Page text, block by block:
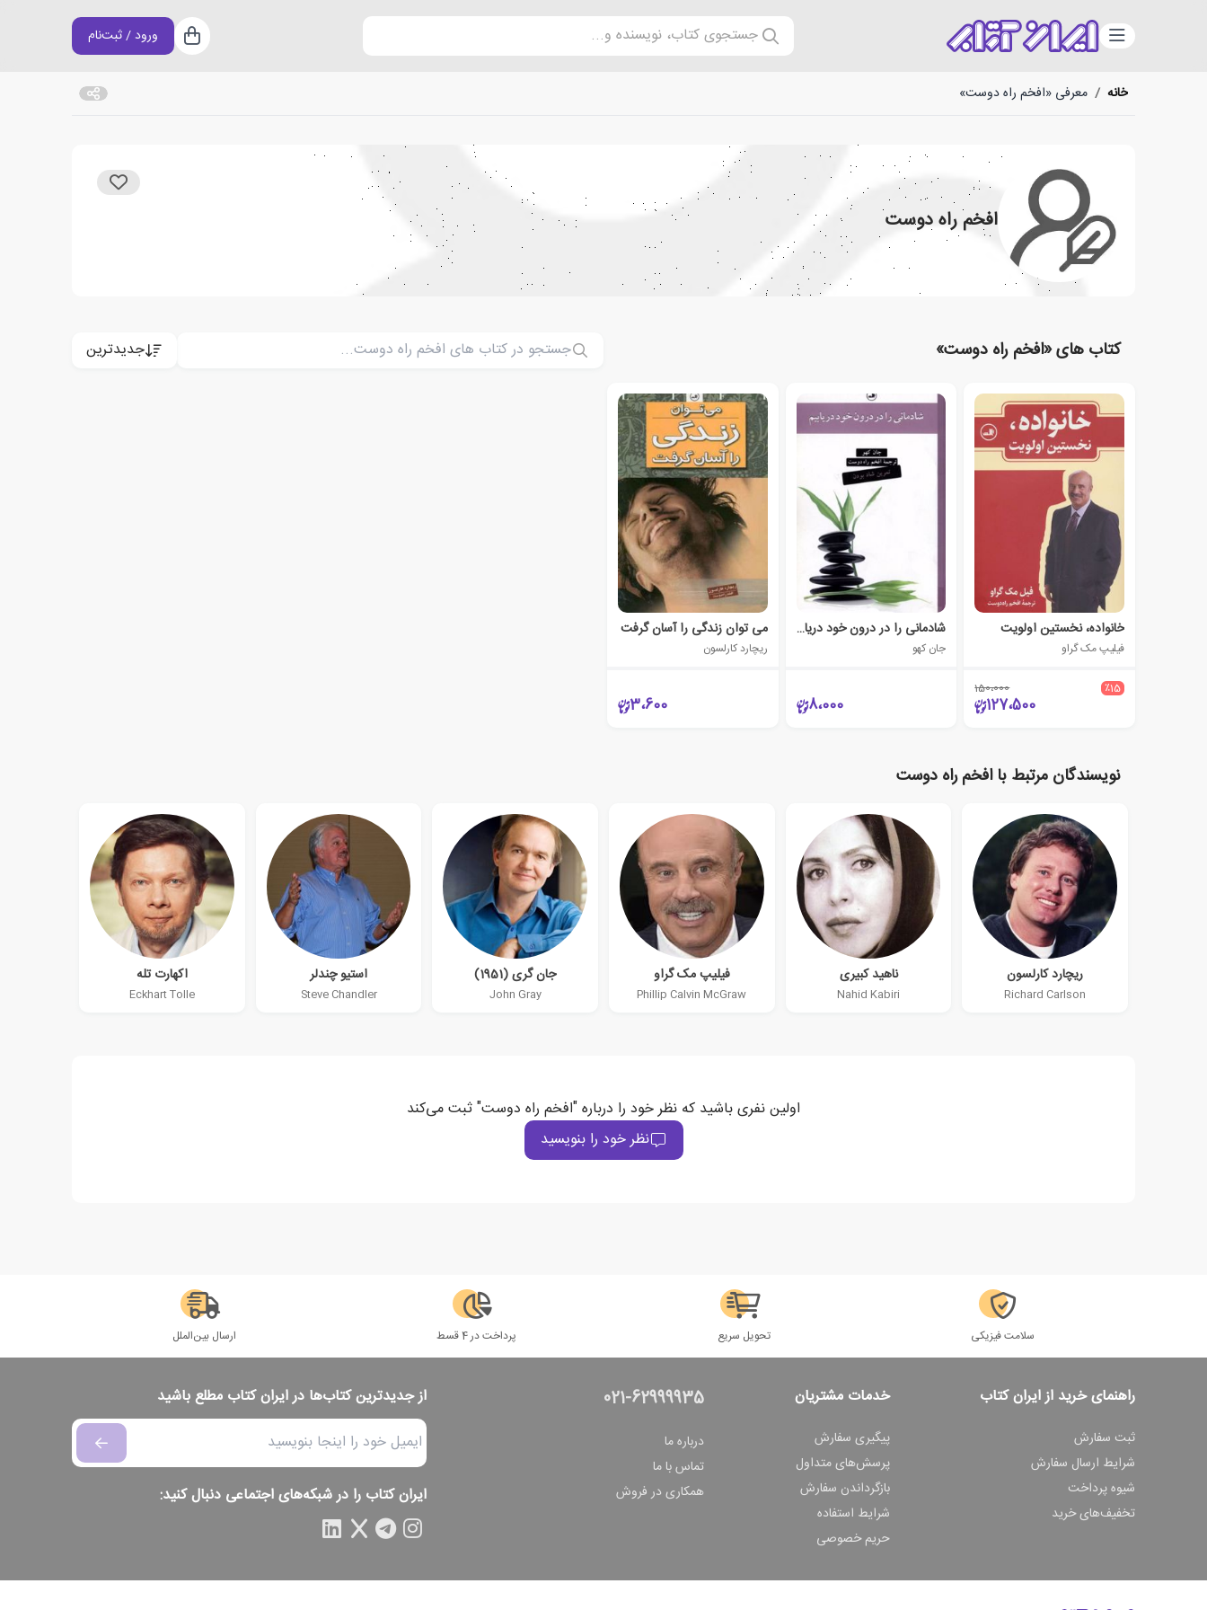
دسته‌بندی جستجوی کتاب، نویسنده و... سبد خرید
ورود / ثبت‌نام
خانه / معرفی «افخم راه دوست»
افخم راه دوست
کتاب های «افخم راه دوست» جدیدترین
خانواده، نخستین اولویت
فیلیپ مک گراو
٪15 150،000
127،500
شادمانی را در درون خود دریابیم
جان کهو
8،000
می توان زندگی را آسان گرفت
ریچارد کارلسون
3،600
نویسندگان مرتبط با افخم راه دوست
ریچارد کارلسون
Richard Carlson
ناهید کبیری
Nahid Kabiri
فیلیپ مک گراو
Phillip Calvin McGraw
جان گری (1951)
John Gray
استیو چندلر
Steve Chandler
اکهارت تله
Eckhart Tolle
اولین نفری باشید که نظر خود را درباره "افخم راه دوست" ثبت می‌کند
نظر خود را بنویسید
سلامت فیزیکی تحویل سریع پرداخت در 4 قسط ارسال بین‌الملل
راهنمای خرید از ایران کتاب
ثبت سفارش
شرایط ارسال سفارش
شیوه پرداخت
تخفیف‌های خرید
خدمات مشتریان
پیگیری سفارش
پرسش‌های متداول
بازگرداندن سفارش
شرایط استفاده
حریم خصوصی
021-62999935
درباره ما
تماس با ما
همکاری در فروش
از جدیدترین کتاب‌ها در ایران کتاب مطلع باشید
ایران کتاب را در شبکه‌های اجتماعی دنبال کنید: